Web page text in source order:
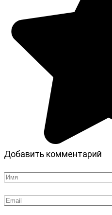
Добавить комментарий
Имя
Email